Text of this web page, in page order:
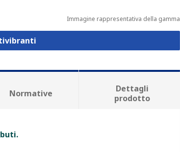
Immagine rappresentativa della gamma
Normative
Dettagli
prodotto